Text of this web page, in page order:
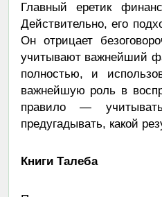
Главный еретик
Действительно, его
Он отрицает
учитывают важнейший
полностью, и
важнейшую роль в
правило —
предугадывать, какой
Книги Талеба